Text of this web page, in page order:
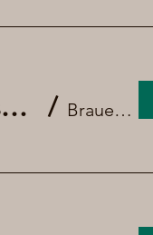
Fritigsbier am 25. September 2026 - Weisswurst und Brezel (kleines Oktoberfest) / Brauerei Chrüpfe Bier